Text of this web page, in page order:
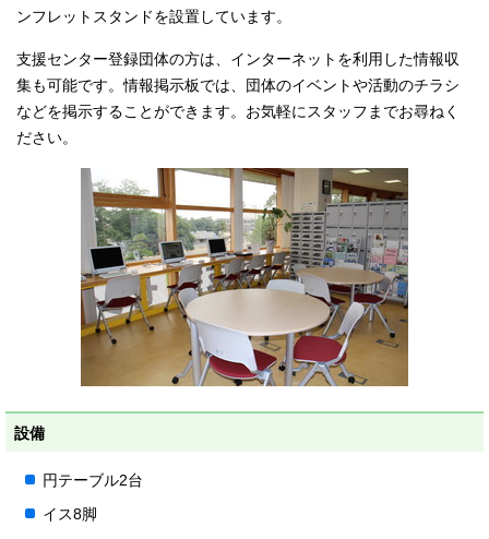
ンフレットスタンドを設置しています。
支援センター登録団体の方は、インターネットを利用した情報収
集も可能です。情報掲示板では、団体のイベントや活動のチラシ
などを掲示することができます。お気軽にスタッフまでお尋ねく
ださい。
設備
円テーブル2台
イス8脚